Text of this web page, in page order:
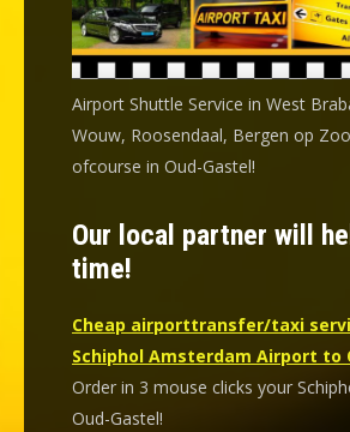
Airport Shuttle Service in West
Wouw, Roosendaal, Bergen op
ofcourse in Oud-Gastel!
Our local partner will
time!
Cheap airporttransfer/taxi
Schiphol Amsterdam Airport to
Order in 3 mouse clicks your
Oud-Gastel!